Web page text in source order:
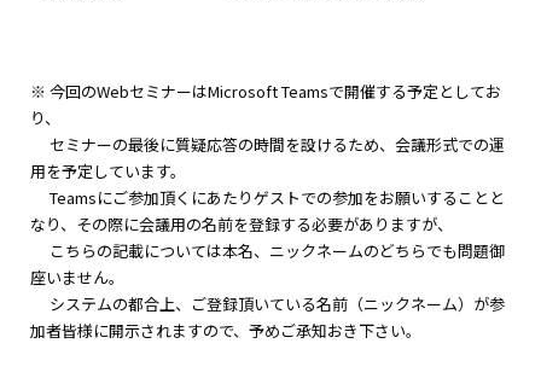
※ 今回のWebセミナーはMicrosoft Teamsで開催する予定としてお
り、
セミナーの最後に質疑応答の時間を設けるため、会議形式での運
用を予定しています。
Teamsにご参加頂くにあたりゲストでの参加をお願いすることと
なり、その際に会議用の名前を登録する必要がありますが、
こちらの記載については本名、ニックネームのどちらでも問題御
座いません。
システムの都合上、ご登録頂いている名前（ニックネーム）が参
加者皆様に開示されますので、予めご承知おき下さい。